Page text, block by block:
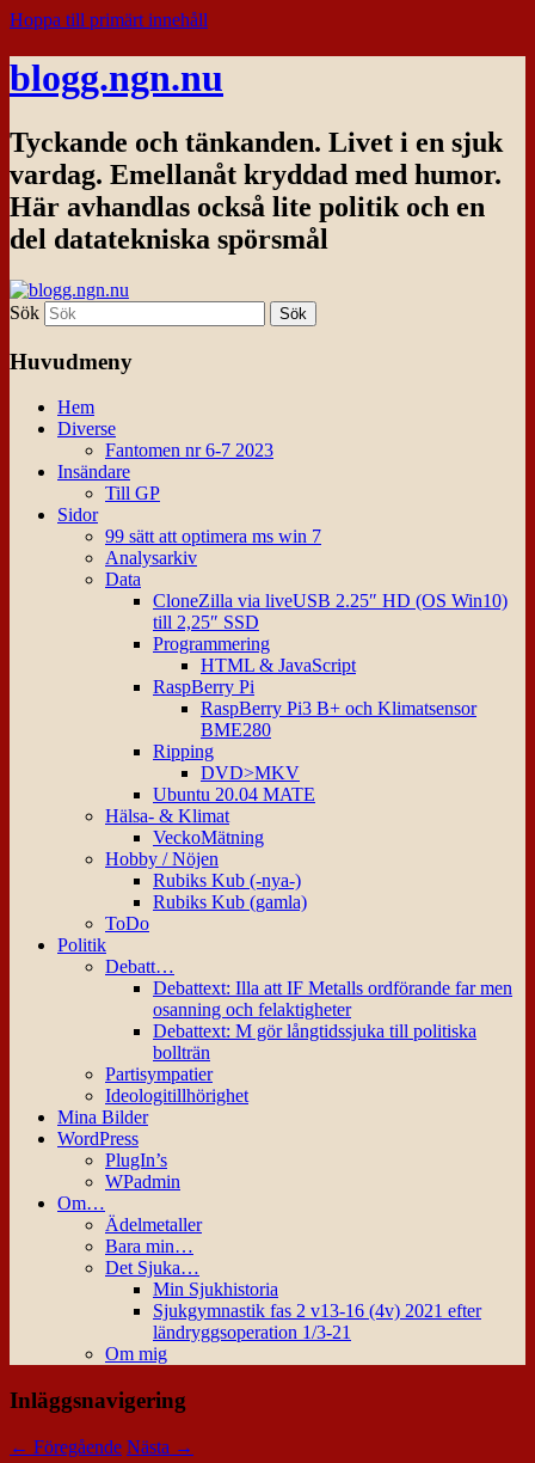
Hoppa till primärt innehåll
blogg.ngn.nu
Tyckande och tänkanden. Livet i en sjuk
vardag. Emellanåt kryddad med humor.
Här avhandlas också lite politik och en
del datatekniska spörsmål
Sök
Huvudmeny
Hem
Diverse
Fantomen nr 6-7 2023
Insändare
Till GP
Sidor
99 sätt att optimera ms win 7
Analysarkiv
Data
CloneZilla via liveUSB 2.25″ HD (OS Win10)
till 2,25″ SSD
Programmering
HTML & JavaScript
RaspBerry Pi
RaspBerry Pi3 B+ och Klimatsensor
BME280
Ripping
DVD>MKV
Ubuntu 20.04 MATE
Hälsa- & Klimat
VeckoMätning
Hobby / Nöjen
Rubiks Kub (-nya-)
Rubiks Kub (gamla)
ToDo
Politik
Debatt…
Debattext: Illa att IF Metalls ordförande far men
osanning och felaktigheter
Debattext: M gör långtidssjuka till politiska
bollträn
Partisympatier
Ideologitillhörighet
Mina Bilder
WordPress
PlugIn’s
WPadmin
Om…
Ädelmetaller
Bara min…
Det Sjuka…
Min Sjukhistoria
Sjukgymnastik fas 2 v13-16 (4v) 2021 efter
ländryggsoperation 1/3-21
Om mig
Inläggsnavigering
← Föregående Nästa →